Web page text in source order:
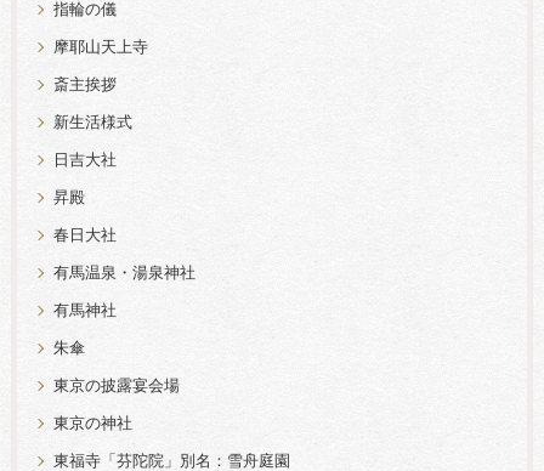
指輪の儀
摩耶山天上寺
斎主挨拶
新生活様式
日吉大社
昇殿
春日大社
有馬温泉・湯泉神社
有馬神社
朱傘
東京の披露宴会場
東京の神社
東福寺「芬陀院」別名：雪舟庭園